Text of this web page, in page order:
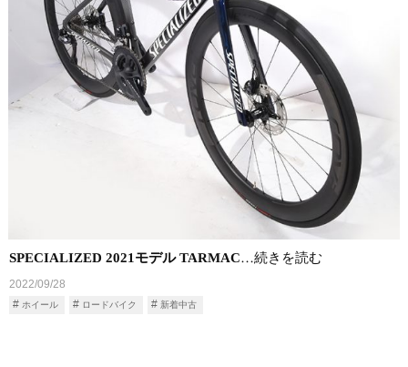
SPECIALIZED 2021モデル TARMAC…続きを読む
2022/09/28
ホイール ロードバイク 新着中古